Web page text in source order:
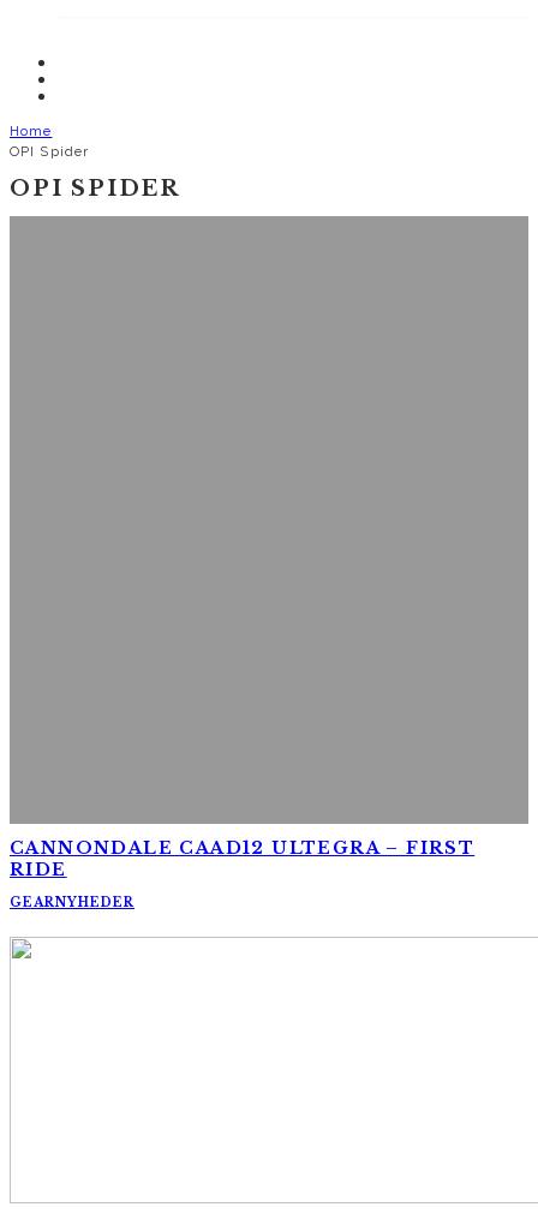
Home
OPI Spider
OPI SPIDER
CANNONDALE CAAD12 ULTEGRA – FIRST
RIDE
GEARNYHEDER